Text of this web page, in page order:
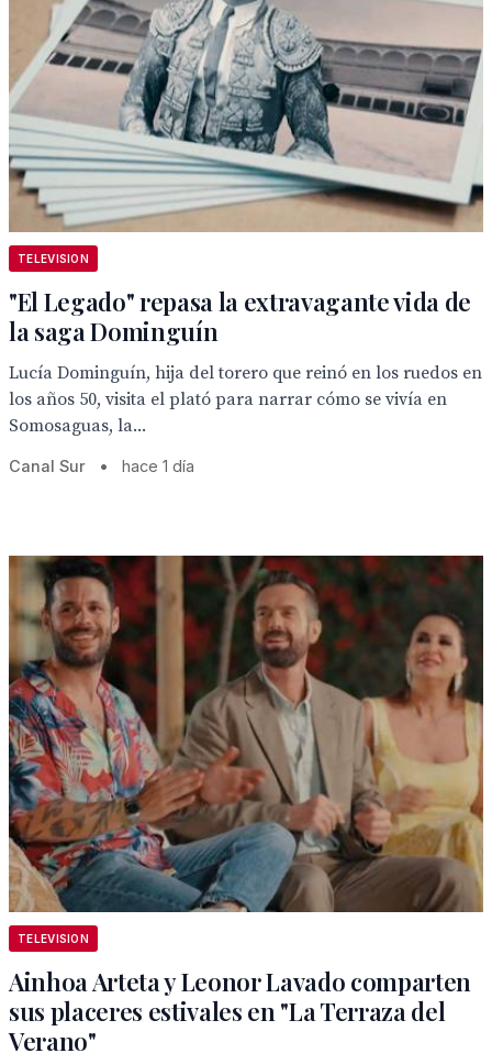
TELEVISION
"El Legado" repasa la extravagante vida de
la saga Dominguín
Lucía Dominguín, hija del torero que reinó en los ruedos en
los años 50, visita el plató para narrar cómo se vivía en
Somosaguas, la...
Canal Sur • hace 1 día
TELEVISION
Ainhoa Arteta y Leonor Lavado comparten
sus placeres estivales en "La Terraza del
Verano"